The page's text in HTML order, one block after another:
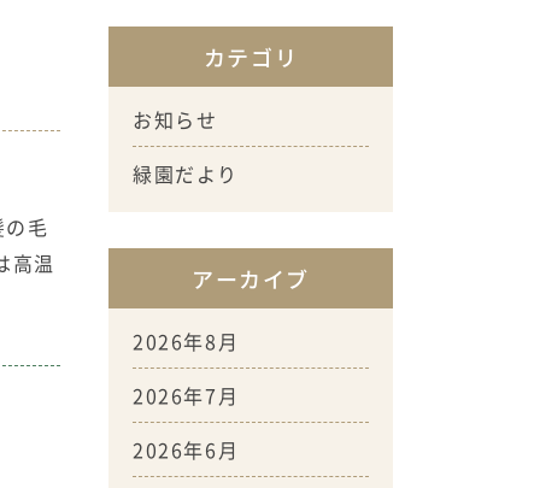
毛
高温
カテゴリ
お知らせ
緑園だより
アーカイブ
2026年8月
2026年7月
2026年6月